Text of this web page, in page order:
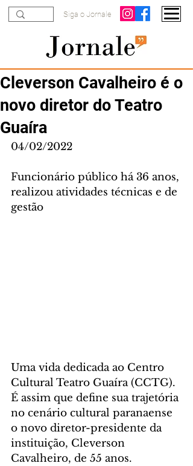
Siga o Jornale
Cleverson Cavalheiro é o
novo diretor do Teatro
Guaíra
04/02/2022
Funcionário público há 36 anos,
realizou atividades técnicas e de
gestão
Uma vida dedicada ao Centro
Cultural Teatro Guaíra (CCTG).
É assim que define sua trajetória
no cenário cultural paranaense
o novo diretor-presidente da
instituição, Cleverson
Cavalheiro, de 55 anos.